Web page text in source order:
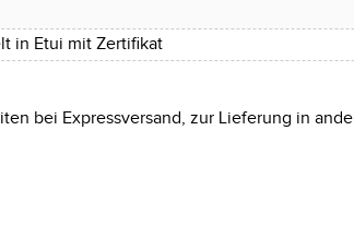
in Etui mit Zertifikat
bei Expressversand, zur Lieferung in